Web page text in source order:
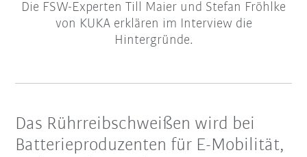
Die FSW-Experten Till Maier und Stefan Fröhlke
von KUKA erklären im Interview die
Hintergründe.
Das Rührreibschweißen wird bei
Batterieproduzenten für E-Mobilität,